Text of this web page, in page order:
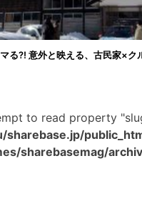
る?! 意外と映える、古民家×ク
to read property
sharebase.jp/
sharebasemag/